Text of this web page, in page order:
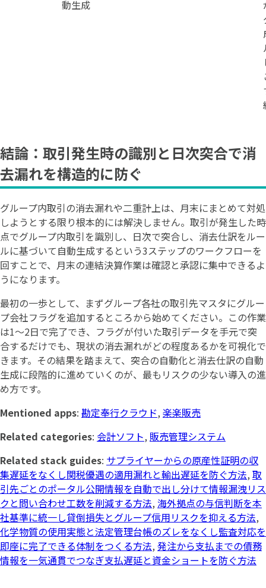
動生成
結論：取引発生時の識別と日次突合で消
去漏れを構造的に防ぐ
グループ内取引の消去漏れや二重計上は、月末にまとめて対処
しようとする限り根本的には解決しません。取引が発生した時
点でグループ内取引を識別し、日次で突合し、消去仕訳をルー
ルに基づいて自動生成するという3ステップのワークフローを
回すことで、月末の連結決算作業は確認と承認に集中できるよ
うになります。
最初の一歩として、まずグループ各社の取引先マスタにグルー
プ会社フラグを追加するところから始めてください。この作業
は1〜2日で完了でき、フラグが付いた取引データを手元で突
合するだけでも、現状の消去漏れがどの程度あるかを可視化で
きます。その結果を踏まえて、突合の自動化と消去仕訳の自動
生成に段階的に進めていくのが、最もリスクの少ない導入の進
め方です。
Mentioned apps: 勘定奉行クラウド, 楽楽販売
Related categories: 会計ソフト, 販売管理システム
Related stack guides: サプライヤーからの原産性証明の収
集遅延をなくし関税優遇の適用漏れと輸出遅延を防ぐ方法, 取
引先ごとのポータル公開情報を自動で出し分けて情報漏洩リス
クと問い合わせ工数を削減する方法, 海外拠点の与信判断を本
社基準に統一し貸倒損失とグループ信用リスクを抑える方法,
化学物質の使用実態と法定管理台帳のズレをなくし監査対応を
即座に完了できる体制をつくる方法, 発注から支払までの債務
情報を一気通貫でつなぎ支払遅延と資金ショートを防ぐ方法